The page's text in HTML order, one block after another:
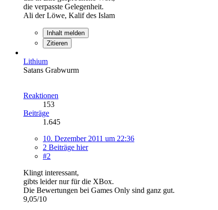
die verpasste Gelegenheit.
Ali der Löwe, Kalif des Islam
Inhalt melden
Zitieren
Lithium
Satans Grabwurm
Reaktionen
153
Beiträge
1.645
10. Dezember 2011 um 22:36
2 Beiträge hier
#2
Klingt interessant,
gibts leider nur für die XBox.
Die Bewertungen bei Games Only sind ganz gut.
9,05/10